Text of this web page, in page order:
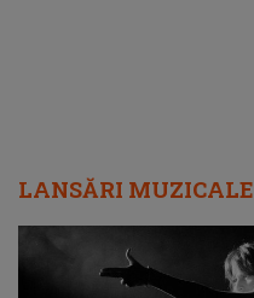
LANSĂRI MUZICALE